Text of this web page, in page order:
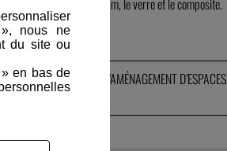
comme le bois, l'aluminium, le verre et le composite.
DE NOS PRESTATIONS D’AMÉNAGEMENT D’ESPACES
nous ne
du site ou
en bas de